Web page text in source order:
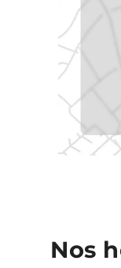
Nos